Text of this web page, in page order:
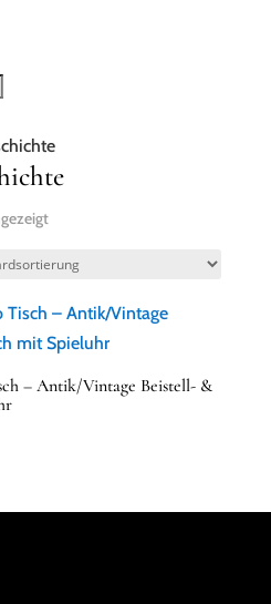
– Antik/Vintage Beistell- &